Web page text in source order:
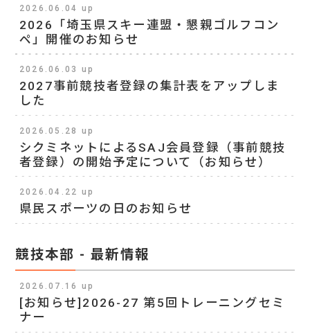
2026.06.04 up
2026「埼玉県スキー連盟・懇親ゴルフコン
ペ」開催のお知らせ
2026.06.03 up
2027事前競技者登録の集計表をアップしま
した
2026.05.28 up
シクミネットによるSAJ会員登録（事前競技
者登録）の開始予定について（お知らせ）
2026.04.22 up
県民スポーツの日のお知らせ
競技本部 - 最新情報
2026.07.16 up
[お知らせ]2026-27 第5回トレーニングセミ
ナー